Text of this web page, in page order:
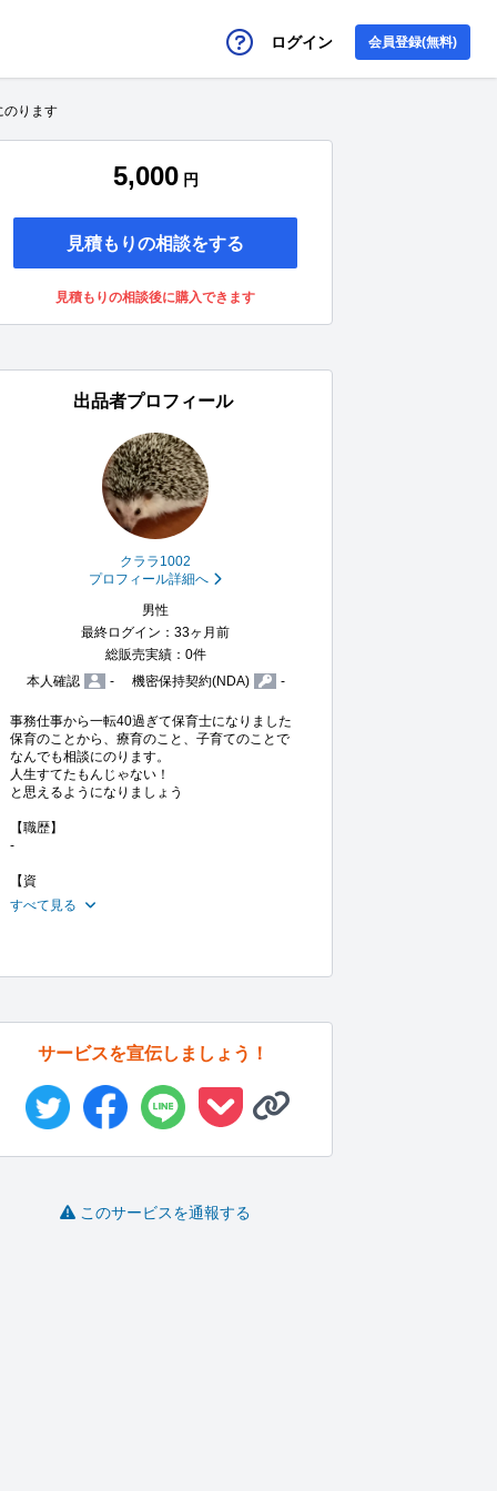
ログイン 会員登録(無料)
のります
5,000 円
見積もりの相談をする
見積もりの相談後に購入できます
出品者プロフィール
クララ1002
プロフィール詳細へ
男性
最終ログイン：33ヶ月前
総販売実績：0件
本人確認
- 機密保持契約(NDA) -
事務仕事から一転40過ぎて保育士になりました
保育のことから、療育のこと、子育てのことで
なんでも相談にのります。
人生すてたもんじゃない！
と思えるようになりましょう
【職歴】
-
【資
すべて見る
サービスを宣伝しましょう！
このサービスを通報する